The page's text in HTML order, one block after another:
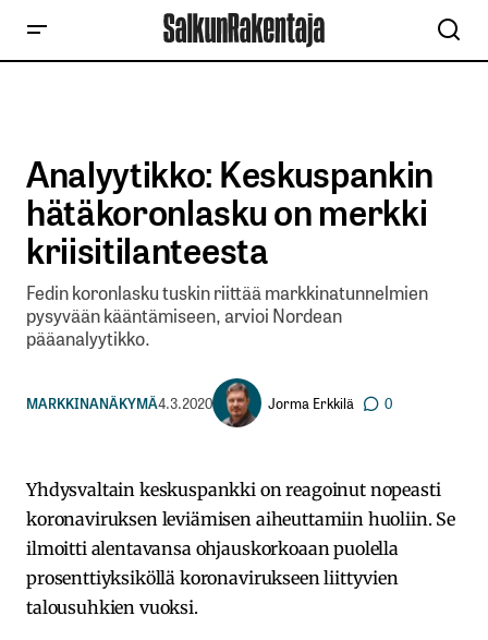
Analyytikko: Keskuspankin
hätäkoronlasku on merkki
kriisitilanteesta
Fedin koronlasku tuskin riittää markkinatunnelmien
pysyvään kääntämiseen, arvioi Nordean
pääanalyytikko.
MARKKINANÄKYMÄ4.3.2020 Jorma Erkkilä 0
Yhdysvaltain keskuspankki on reagoinut nopeasti
koronaviruksen leviämisen aiheuttamiin huoliin. Se
ilmoitti alentavansa ohjauskorkoaan puolella
prosenttiyksiköllä koronavirukseen liittyvien
talousuhkien vuoksi.